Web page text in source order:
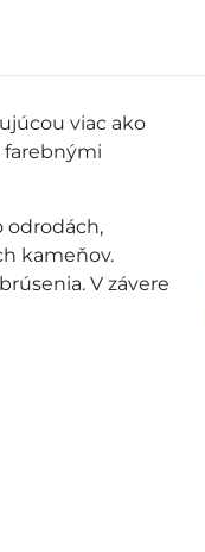
viac ako
farebnými
odrodách,
kameňov.
V závere